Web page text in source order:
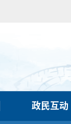
政民互动